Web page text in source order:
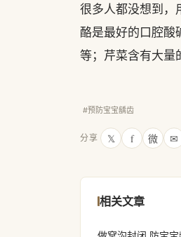
很多人都没想到，
酪是最好的口腔酸
等；芹菜含有大量
#预防宝宝龋齿
分享 𝕏 f 微 ✉
相关文章